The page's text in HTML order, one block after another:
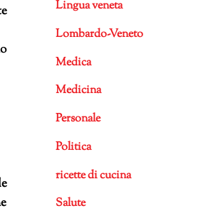
Lingua veneta
Lombardo-Veneto
Medica
Medicina
Personale
Politica
ricette di cucina
Salute